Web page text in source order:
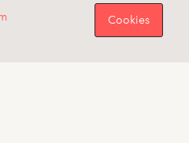
Cookies